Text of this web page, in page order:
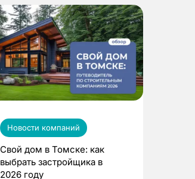
Новости компаний
Свой дом в Томске: как
выбрать застройщика в
2026 году